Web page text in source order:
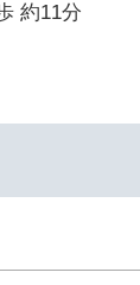
約11分